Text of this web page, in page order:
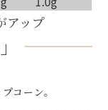
アップ
コーン。